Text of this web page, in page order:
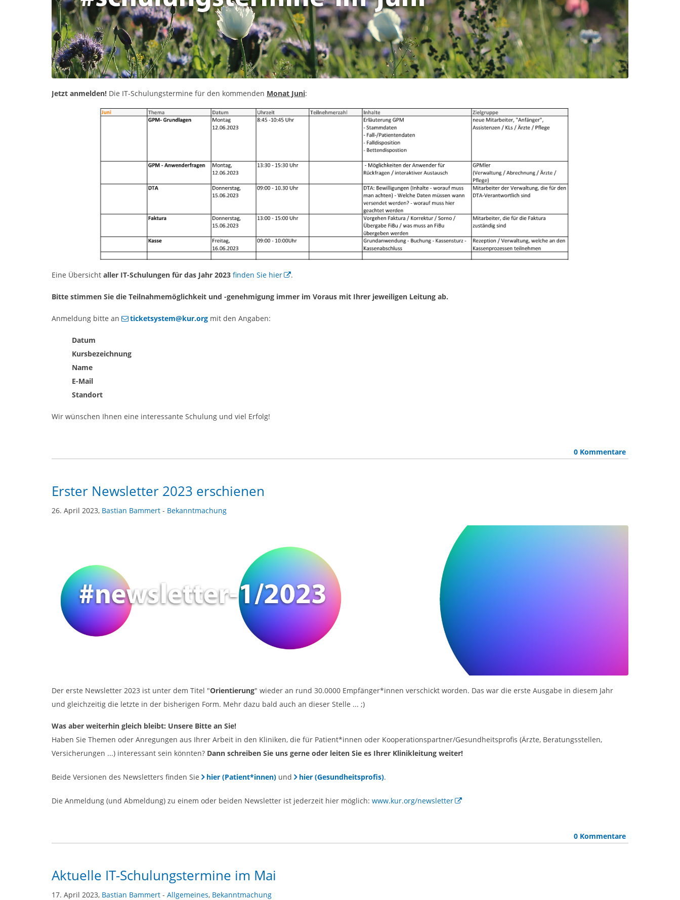
Jetzt anmelden! Die IT-Schulungstermine für den kommenden Monat Juni:
Eine Übersicht aller IT-Schulungen für das Jahr 2023 finden Sie hier .
Bitte stimmen Sie die Teilnahmemöglichkeit und -genehmigung immer im Voraus mit Ihrer jeweiligen Leitung ab.
Anmeldung bitte an ticketsystem@kur.org mit den Angaben:
Datum
Kursbezeichnung
Name
E-Mail
Standort
Wir wünschen Ihnen eine interessante Schulung und viel Erfolg!
0 Kommentare
Erster Newsletter 2023 erschienen
26. April 2023, Bastian Bammert - Bekanntmachung
Der erste Newsletter 2023 ist unter dem Titel "Orientierung" wieder an rund 30.0000 Empfänger*innen verschickt worden. Das war die erste Ausgabe in diesem Jahr
und gleichzeitig die letzte in der bisherigen Form. Mehr dazu bald auch an dieser Stelle ... ;)
Was aber weiterhin gleich bleibt: Unsere Bitte an Sie!
Haben Sie Themen oder Anregungen aus Ihrer Arbeit in den Kliniken, die für Patient*innen oder Kooperationspartner/Gesundheitsprofis (Ärzte, Beratungsstellen,
Versicherungen ...) interessant sein könnten? Dann schreiben Sie uns gerne oder leiten Sie es Ihrer Klinikleitung weiter!
Beide Versionen des Newsletters finden Sie hier (Patient*innen) und hier (Gesundheitsprofis).
Die Anmeldung (und Abmeldung) zu einem oder beiden Newsletter ist jederzeit hier möglich: www.kur.org/newsletter
0 Kommentare
Aktuelle IT-Schulungstermine im Mai
17. April 2023, Bastian Bammert - Allgemeines, Bekanntmachung